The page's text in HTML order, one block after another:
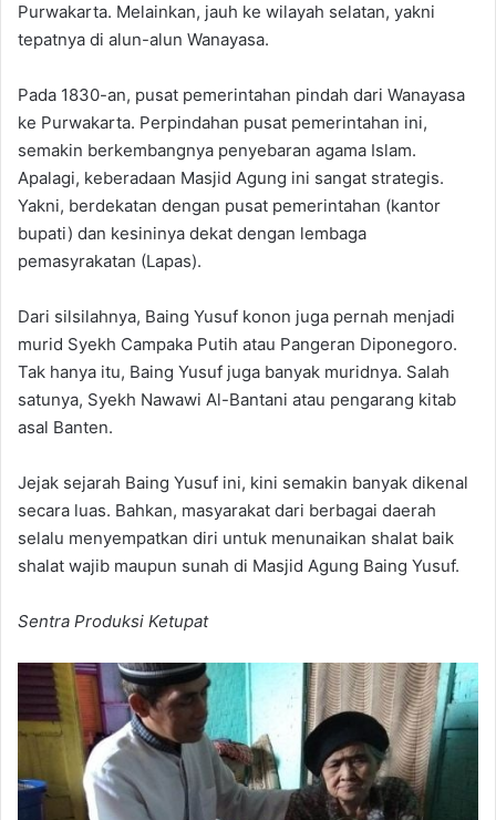
Purwakarta. Melainkan, jauh ke wilayah selatan, yakni
tepatnya di alun-alun Wanayasa.
Pada 1830-an, pusat pemerintahan pindah dari Wanayasa
ke Purwakarta. Perpindahan pusat pemerintahan ini,
semakin berkembangnya penyebaran agama Islam.
Apalagi, keberadaan Masjid Agung ini sangat strategis.
Yakni, berdekatan dengan pusat pemerintahan (kantor
bupati) dan kesininya dekat dengan lembaga
pemasyrakatan (Lapas).
Dari silsilahnya, Baing Yusuf konon juga pernah menjadi
murid Syekh Campaka Putih atau Pangeran Diponegoro.
Tak hanya itu, Baing Yusuf juga banyak muridnya. Salah
satunya, Syekh Nawawi Al-Bantani atau pengarang kitab
asal Banten.
Jejak sejarah Baing Yusuf ini, kini semakin banyak dikenal
secara luas. Bahkan, masyarakat dari berbagai daerah
selalu menyempatkan diri untuk menunaikan shalat baik
shalat wajib maupun sunah di Masjid Agung Baing Yusuf.
Sentra Produksi Ketupat